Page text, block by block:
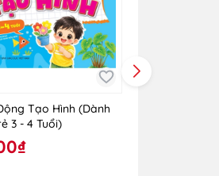
Tạo Hình (Dành
3 - 4 Tuổi)